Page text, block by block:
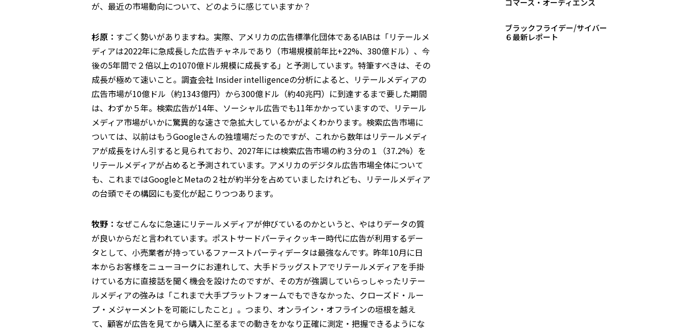
が、最近の市場動向について、どのように感じていますか？
杉原： すごく勢いがありますね。実際、アメリカの広告標準化団体であるIABは「リテールメ
ディアは2022年に急成長した広告チャネルであり（市場規模前年比+22%、380億ドル）、今
後の5年間で２倍以上の1070億ドル規模に成長する」と予測しています。特筆すべきは、その
成長が極めて速いこと。調査会社 Insider intelligenceの分析によると、リテールメディアの
広告市場が10億ドル（約1343億円）から300億ドル（約40兆円）に到達するまで要した期間
は、わずか５年。検索広告が14年、ソーシャル広告でも11年かかっていますので、リテール
メディア市場がいかに驚異的な速さで急拡大しているかがよくわかります。検索広告市場に
ついては、以前はもうGoogleさんの独壇場だったのですが、これから数年はリテールメディ
アが成長をけん引すると見られており、2027年には検索広告市場の約３分の１（37.2%）を
リテールメディアが占めると予測されています。アメリカのデジタル広告市場全体について
も、これまではGoogleとMetaの２社が約半分を占めていましたけれども、リテールメディア
の台頭でその構図にも変化が起こりつつあります。
牧野： なぜこんなに急速にリテールメディアが伸びているのかというと、やはりデータの質
が良いからだと言われています。ポストサードパーティクッキー時代に広告が利用するデー
タとして、小売業者が持っているファーストパーティデータは最強なんです。昨年10月に日
本からお客様をニューヨークにお連れして、大手ドラッグストアでリテールメディアを手掛
けている方に直接話を聞く機会を設けたのですが、その方が強調していらっしゃったリテー
ルメディアの強みは「これまで大手プラットフォームでもできなかった、クローズド・ルー
プ・メジャーメントを可能にしたこと」。つまり、オンライン・オフラインの垣根を越え
て、顧客が広告を見てから購入に至るまでの動きをかなり正確に測定・把握できるようにな
コマース・オーディエンス
ブラックフライデー/サイバー
６最新レポート